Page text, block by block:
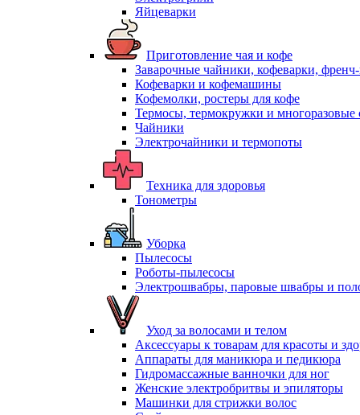
Яйцеварки
Приготовление чая и кофе
Заварочные чайники, кофеварки,
Кофеварки и кофемашины
Кофемолки, ростеры для кофе
Термосы, термокружки и многоразовые
Чайники
Электрочайники и термопоты
Техника для здоровья
Тонометры
Уборка
Пылесосы
Роботы-пылесосы
Электрошвабры, паровые швабры и
Уход за волосами и телом
Аксессуары к товарам для красоты и
Аппараты для маникюра и педикюра
Гидромассажные ванночки для ног
Женские электробритвы и эпиляторы
Машинки для стрижки волос